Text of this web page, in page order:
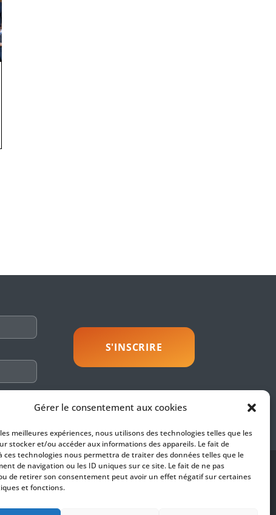
Gérer le consentement aux cookies
meilleures expériences, nous utilisons des technologies telles que les
stocker et/ou accéder aux informations des appareils. Le fait de
ces technologies nous permettra de traiter des données telles que le
de navigation ou les ID uniques sur ce site. Le fait de ne pas
de retirer son consentement peut avoir un effet négatif sur certaines
et fonctions.
SUIVEZ-NOUS